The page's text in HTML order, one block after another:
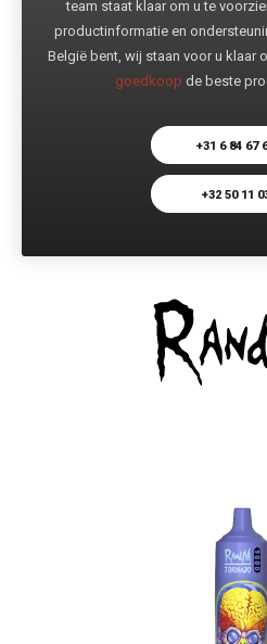
team staat klaar om u te
productinformatie en
België bent, wij staan voor u klaar
goedkoop de beste
+31 6 84 67
+32 50 11